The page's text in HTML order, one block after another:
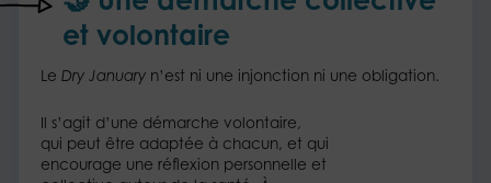
et volontaire
LeDry January n’est ni une injonction ni une obligation.​
Il s’agit d’une démarche volontaire,
qui peut être adaptée à chacun, et qui
encourage une réflexion personnelle et